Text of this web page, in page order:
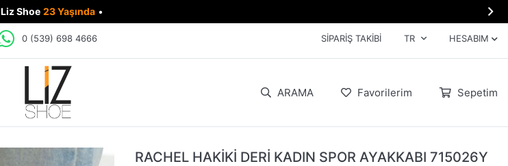
Liz Shoe 23 Yaşında • 
0 (539) 698 4666 SIPARIŞ TAKIBI TR HESABIM
ARAMA Favorilerim Sepetim
RACHEL HAKİKİ DERİ KADIN SPOR AYAKKABI 715026Y